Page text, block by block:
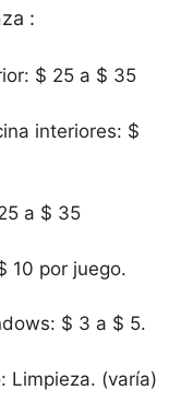
:
$ 25 a $ 35
interiores: $
a $ 35
10 por juego.
$ 3 a $ 5.
Limpieza. (varía)